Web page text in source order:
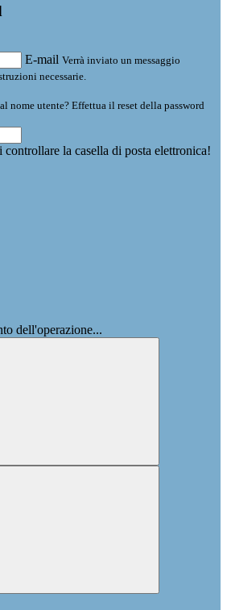
E-mail Verrà inviato un messaggio
necessarie.
nome utente? Effettua il reset della password
la casella di posta elettronica!
dell'operazione...